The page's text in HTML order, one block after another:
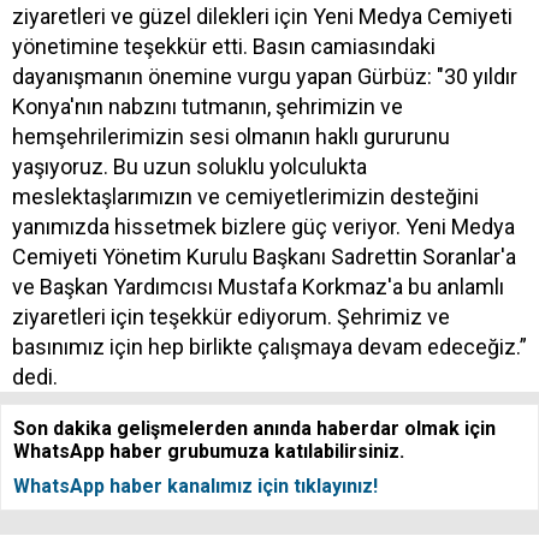
ziyaretleri ve güzel dilekleri için Yeni Medya Cemiyeti
yönetimine teşekkür etti. Basın camiasındaki
dayanışmanın önemine vurgu yapan Gürbüz: "30 yıldır
Konya'nın nabzını tutmanın, şehrimizin ve
hemşehrilerimizin sesi olmanın haklı gururunu
yaşıyoruz. Bu uzun soluklu yolculukta
meslektaşlarımızın ve cemiyetlerimizin desteğini
yanımızda hissetmek bizlere güç veriyor. Yeni Medya
Cemiyeti Yönetim Kurulu Başkanı Sadrettin Soranlar'a
ve Başkan Yardımcısı Mustafa Korkmaz'a bu anlamlı
ziyaretleri için teşekkür ediyorum. Şehrimiz ve
basınımız için hep birlikte çalışmaya devam edeceğiz.”
dedi.
Son dakika gelişmelerden anında haberdar olmak için
WhatsApp haber grubumuza katılabilirsiniz.
WhatsApp haber kanalımız için tıklayınız!